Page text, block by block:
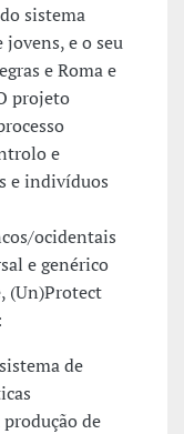
sistema
jovens, e o seu
e Roma e
projeto
e
e indivíduos
ocidentais
e genérico
(Un)Protect
de
de